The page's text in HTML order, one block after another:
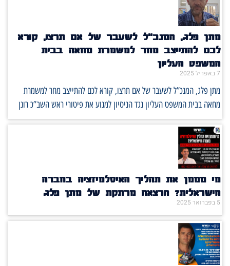
מתן פלג, המנכ”ל לשעבר של אם תרצו, קורא
לכם להתייצב מחר למשמרת מחאה בבית
המשפט העליון
7 באפריל 2025
מתן פלג, המנכ”ל לשעבר של אם תרצו, קורא לכם להתייצב מחר למשמרת
מחאה בבית המשפט העליון נגד הניסיון למנוע את פיטורי ראש השב”כ רונן
מי מממן את תהליך האיסלמיזציה בחברה
הישראלית? הרצאה מרתקת של מתן פלג
5 בפברואר 2025